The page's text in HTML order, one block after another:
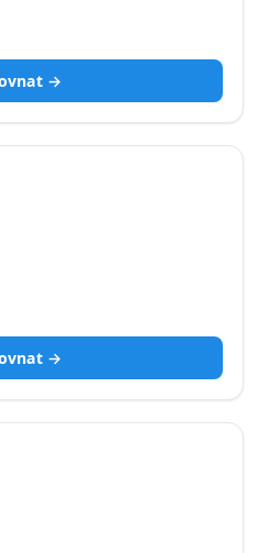
→
→